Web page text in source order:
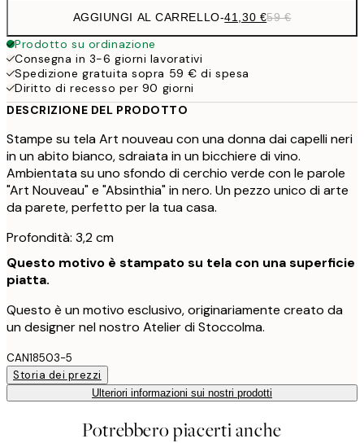
AGGIUNGI AL CARRELLO-41,30 €59 €
Prodotto su ordinazione
Consegna in 3-6 giorni lavorativi
Spedizione gratuita sopra 59 € di spesa
Diritto di recesso per 90 giorni
DESCRIZIONE DEL PRODOTTO
Stampe su tela Art nouveau con una donna dai capelli neri
in un abito bianco, sdraiata in un bicchiere di vino.
Ambientata su uno sfondo di cerchio verde con le parole
"Art Nouveau" e "Absinthia" in nero. Un pezzo unico di arte
da parete, perfetto per la tua casa.
Profondità: 3,2 cm
Questo motivo è stampato su tela con una superficie
piatta.
Questo è un motivo esclusivo, originariamente creato da
un designer nel nostro Atelier di Stoccolma.
CAN18503-5
Storia dei prezzi
Ulteriori informazioni sui nostri prodotti
Potrebbero piacerti anche